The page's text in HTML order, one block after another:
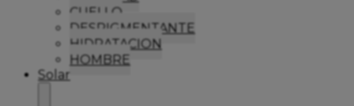
CUELLO
DESPIGMENTANTE
HIDRATACION
HOMBRE
Solar